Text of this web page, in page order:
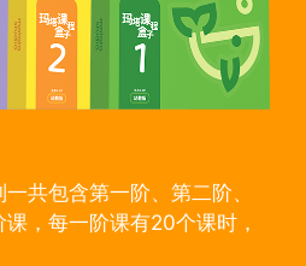
共包含第一阶、第二阶、
，每一阶课有20个课时，